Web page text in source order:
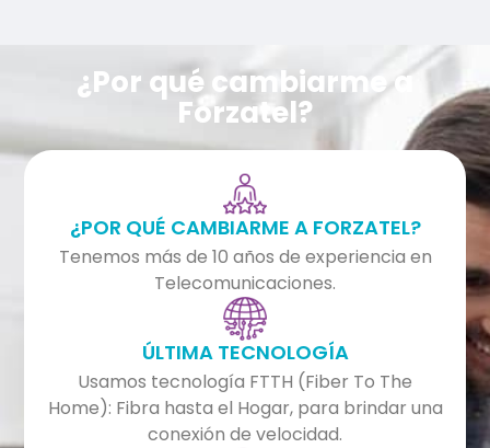
¿Por qué cambiarme a
Forzatel?
¿POR QUÉ CAMBIARME A FORZATEL?
Tenemos más de 10 años de experiencia en
Telecomunicaciones.
ÚLTIMA TECNOLOGÍA
Usamos tecnología FTTH (Fiber To The
Home): Fibra hasta el Hogar, para brindar una
conexión de velocidad.